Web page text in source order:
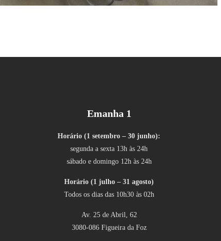
Emanha 1
Horário (1 setembro – 30 junho):
segunda a sexta 13h às 24h
sábado e domingo 12h às 24h
Horário (1 julho – 31 agosto)
Todos os dias das 10h30 às 02h
Av. 25 de Abril, 62
3080-086 Figueira da Foz